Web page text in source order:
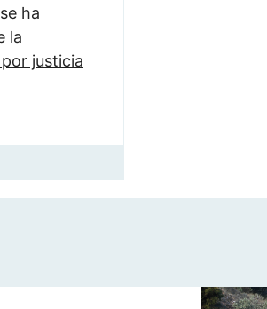
ha
la
justicia